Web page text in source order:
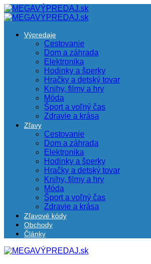
Výpredaje
Cestovanie
Dom a záhrada
Elektronika
Hodinky a šperky
Hračky a detský tovar
Knihy, filmy a hry
Móda
Šport a voľný čas
Zdravie a krása
Zľavy
Cestovanie
Dom a záhrada
Elektronika
Hodinky a šperky
Hračky a detský tovar
Knihy, filmy a hry
Móda
Šport a voľný čas
Zdravie a krása
Zľavové kódy
Obchody
Články